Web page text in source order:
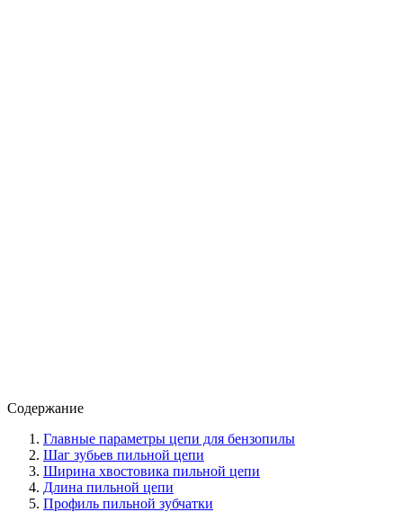
Содержание
Главные параметры цепи для бензопилы
Шаг зубьев пильной цепи
Ширина хвостовика пильной цепи
Длина пильной цепи
Профиль пильной зубчатки